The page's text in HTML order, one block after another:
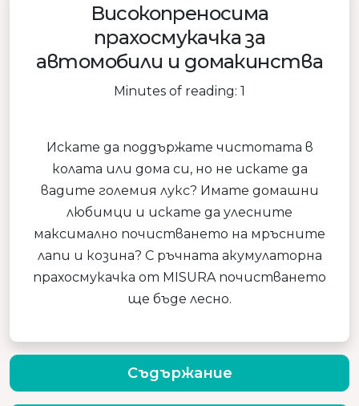
Високопреносима
прахосмукачка за
автомобили и домакинства
Minutes of reading: 1
Искате да поддържате чистотата в
колата или дома си, но не искате да
вадите големия лукс? Имате домашни
любимци и искате да улесните
максимално почистването на мръсните
лапи и козина? С ръчната акумулаторна
прахосмукачка от MISURA почистването
ще бъде лесно.
Съдържание